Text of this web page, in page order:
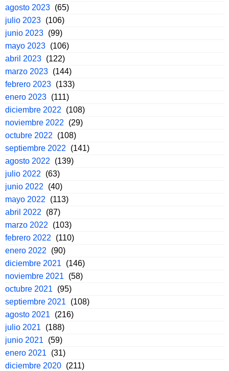
agosto 2023 (65)
julio 2023 (106)
junio 2023 (99)
mayo 2023 (106)
abril 2023 (122)
marzo 2023 (144)
febrero 2023 (133)
enero 2023 (111)
diciembre 2022
(108)
noviembre 2022
(29)
octubre 2022
(108)
septiembre 2022
(141)
agosto 2022
(139)
julio 2022
(63)
junio 2022
(40)
mayo 2022
(113)
abril 2022
(87)
marzo 2022
(103)
febrero 2022
(110)
enero 2022
(90)
diciembre 2021
(146)
noviembre 2021
(58)
octubre 2021
(95)
septiembre 2021
(108)
agosto 2021
(216)
julio 2021
(188)
junio 2021
(59)
enero 2021
(31)
diciembre 2020 (211)